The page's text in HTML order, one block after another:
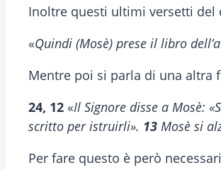
Inoltre questi ultimi versetti del
«Quindi (Mosè) prese il libro
Mentre poi si parla di una altra
24, 12 «Il Signore disse a Mosè:
scritto per istruirli». 13 Mosè si
Per fare questo è però